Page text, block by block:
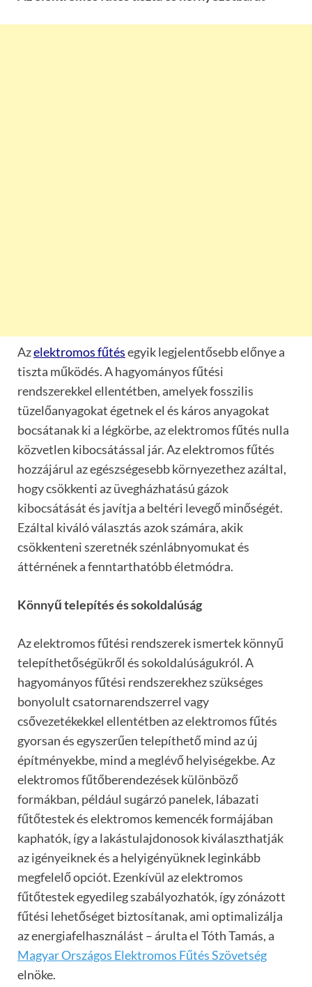
Azelektromos fűtésegyik legjelentősebb előnye a
tiszta működés. A hagyományos fűtési
rendszerekkel ellentétben, amelyek fosszilis
tüzelőanyagokatégetnek el és káros anyagokat
bocsátanak ki a légkörbe, az elektromos fűtés nulla
közvetlen kibocsátással jár. Az elektromos fűtés
hozzájárul az egészségesebb környezethez azáltal,
hogy csökkenti az üvegházhatású gázok
kibocsátásátés javítja a beltéri levegő minőségét.
Ezáltal kiváló választás azok számára, akik
csökkenteni szeretnék szénlábnyomukatés
áttérnének a fenntarthatóbbéletmódra.
Könnyű telepítésés sokoldalúság
Az elektromos fűtési rendszerek ismertek könnyű
telepíthetőségükről és sokoldalúságukról. A
hagyományos fűtési rendszerekhez szükséges
bonyolult csatornarendszerrel vagy
csővezetékekkel ellentétben az elektromos fűtés
gyorsanés egyszerűen telepíthető mind az új
építményekbe, mind a meglévő helyiségekbe. Az
elektromos fűtőberendezések különböző
formákban, például sugárzó panelek, lábazati
fűtőtestekés elektromos kemencék formájában
kaphatók, így a lakástulajdonosok kiválaszthatják
az igényeiknekés a helyigényüknek leginkább
megfelelőopciót. Ezenkívül az elektromos
fűtőtestek egyedileg szabályozhatók, így zónázott
fűtési lehetőséget biztosítanak, ami optimalizálja
az energiafelhasználást – árulta el Tóth Tamás, a
Magyar Országos Elektromos Fűtés Szövetség
elnöke.